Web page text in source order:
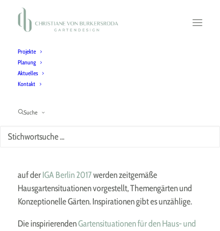
Projekte
Planung
Aktuelles
Kontakt
Suche
IGABerlin 2017 – Trends und Eindrücke
Gartenausstellung in Berlin
auf derIGA Berlin 2017werden zeitgemäße
Hausgartensituationen vorgestellt, Themengärten und
Konzeptionelle Gärten. Inspirationen gibt es unzählige.
Die inspirierendenGartensituationen für den Haus- und